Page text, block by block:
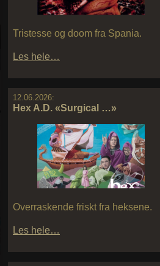
Tristesse og doom fra Spania.
Les hele…
12.06.2026:
Hex A.D. «Surgical …»
Overraskende friskt fra heksene.
Les hele…